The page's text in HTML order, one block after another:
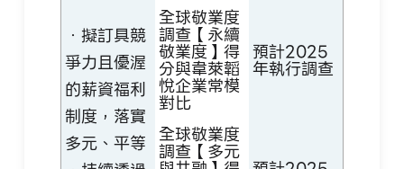
．擬訂具競
爭力且優渥
的薪資福利
制度，落實
多元、平等
全球敬業度
調查【永續
敬業度】得
分與韋萊韜
悅企業常模
對比
預計2025
年執行調查
全球敬業度
調查【多元